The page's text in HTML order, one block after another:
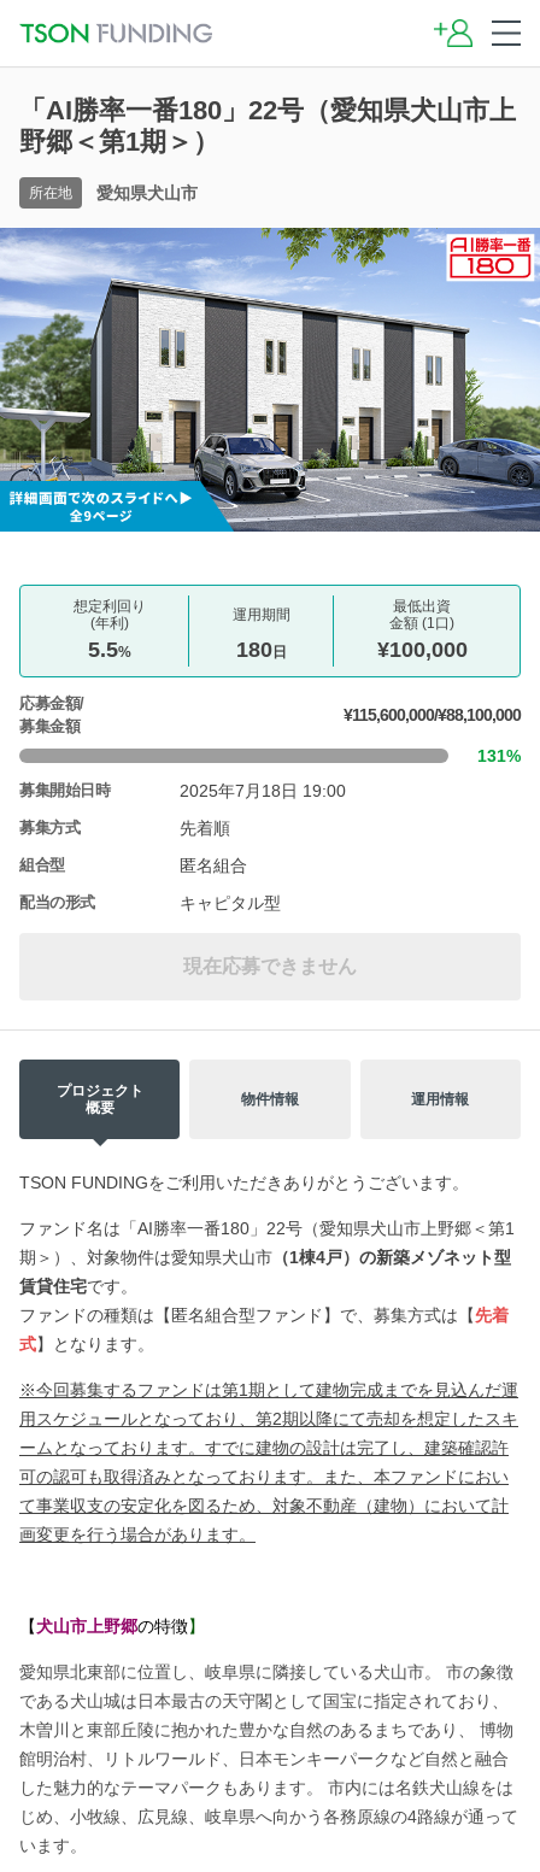
「AI勝率一番180」22号（愛知県犬山市上
野郷＜第1期＞）
所在地 愛知県犬山市
想定利回り
(年利)
5.5%
運用期間
180日
最低出資
金額 (1口)
¥100,000
応募金額/
募集金額
¥115,600,000/¥88,100,000
131%
募集開始日時 2025年7月18日 19:00
募集方式 先着順
組合型 匿名組合
配当の形式 キャピタル型
現在応募できません
プロジェクト
概要
物件情報 運用情報
TSON FUNDINGをご利用いただきありがとうございます。
ファンド名は「AI勝率一番180」22号（愛知県犬山市上野郷＜第1
期＞）、対象物件は愛知県犬山市 （1棟4戸）の新築メゾネット型
賃貸住宅です。
ファンドの種類は【匿名組合型ファンド】で、募集方式は【先着
式】となります。
※今回募集するファンドは第1期として建物完成までを見込んだ運
用スケジュールとなっており、第2期以降にて売却を想定したスキ
ームとなっております。すでに建物の設計は完了し、建築確認許
可の認可も取得済みとなっております。また、本ファンドにおい
て事業収支の安定化を図るため、対象不動産（建物）において計
画変更を行う場合があります。
【犬山市上野郷の特徴】
愛知県北東部に位置し、岐阜県に隣接している犬山市。 市の象徴
である犬山城は日本最古の天守閣として国宝に指定されており、
木曽川と東部丘陵に抱かれた豊かな自然のあるまちであり、 博物
館明治村、リトルワールド、日本モンキーパークなど自然と融合
した魅力的なテーマパークもあります。 市内には名鉄犬山線をは
じめ、小牧線、広見線、岐阜県へ向かう各務原線の4路線が通って
います。